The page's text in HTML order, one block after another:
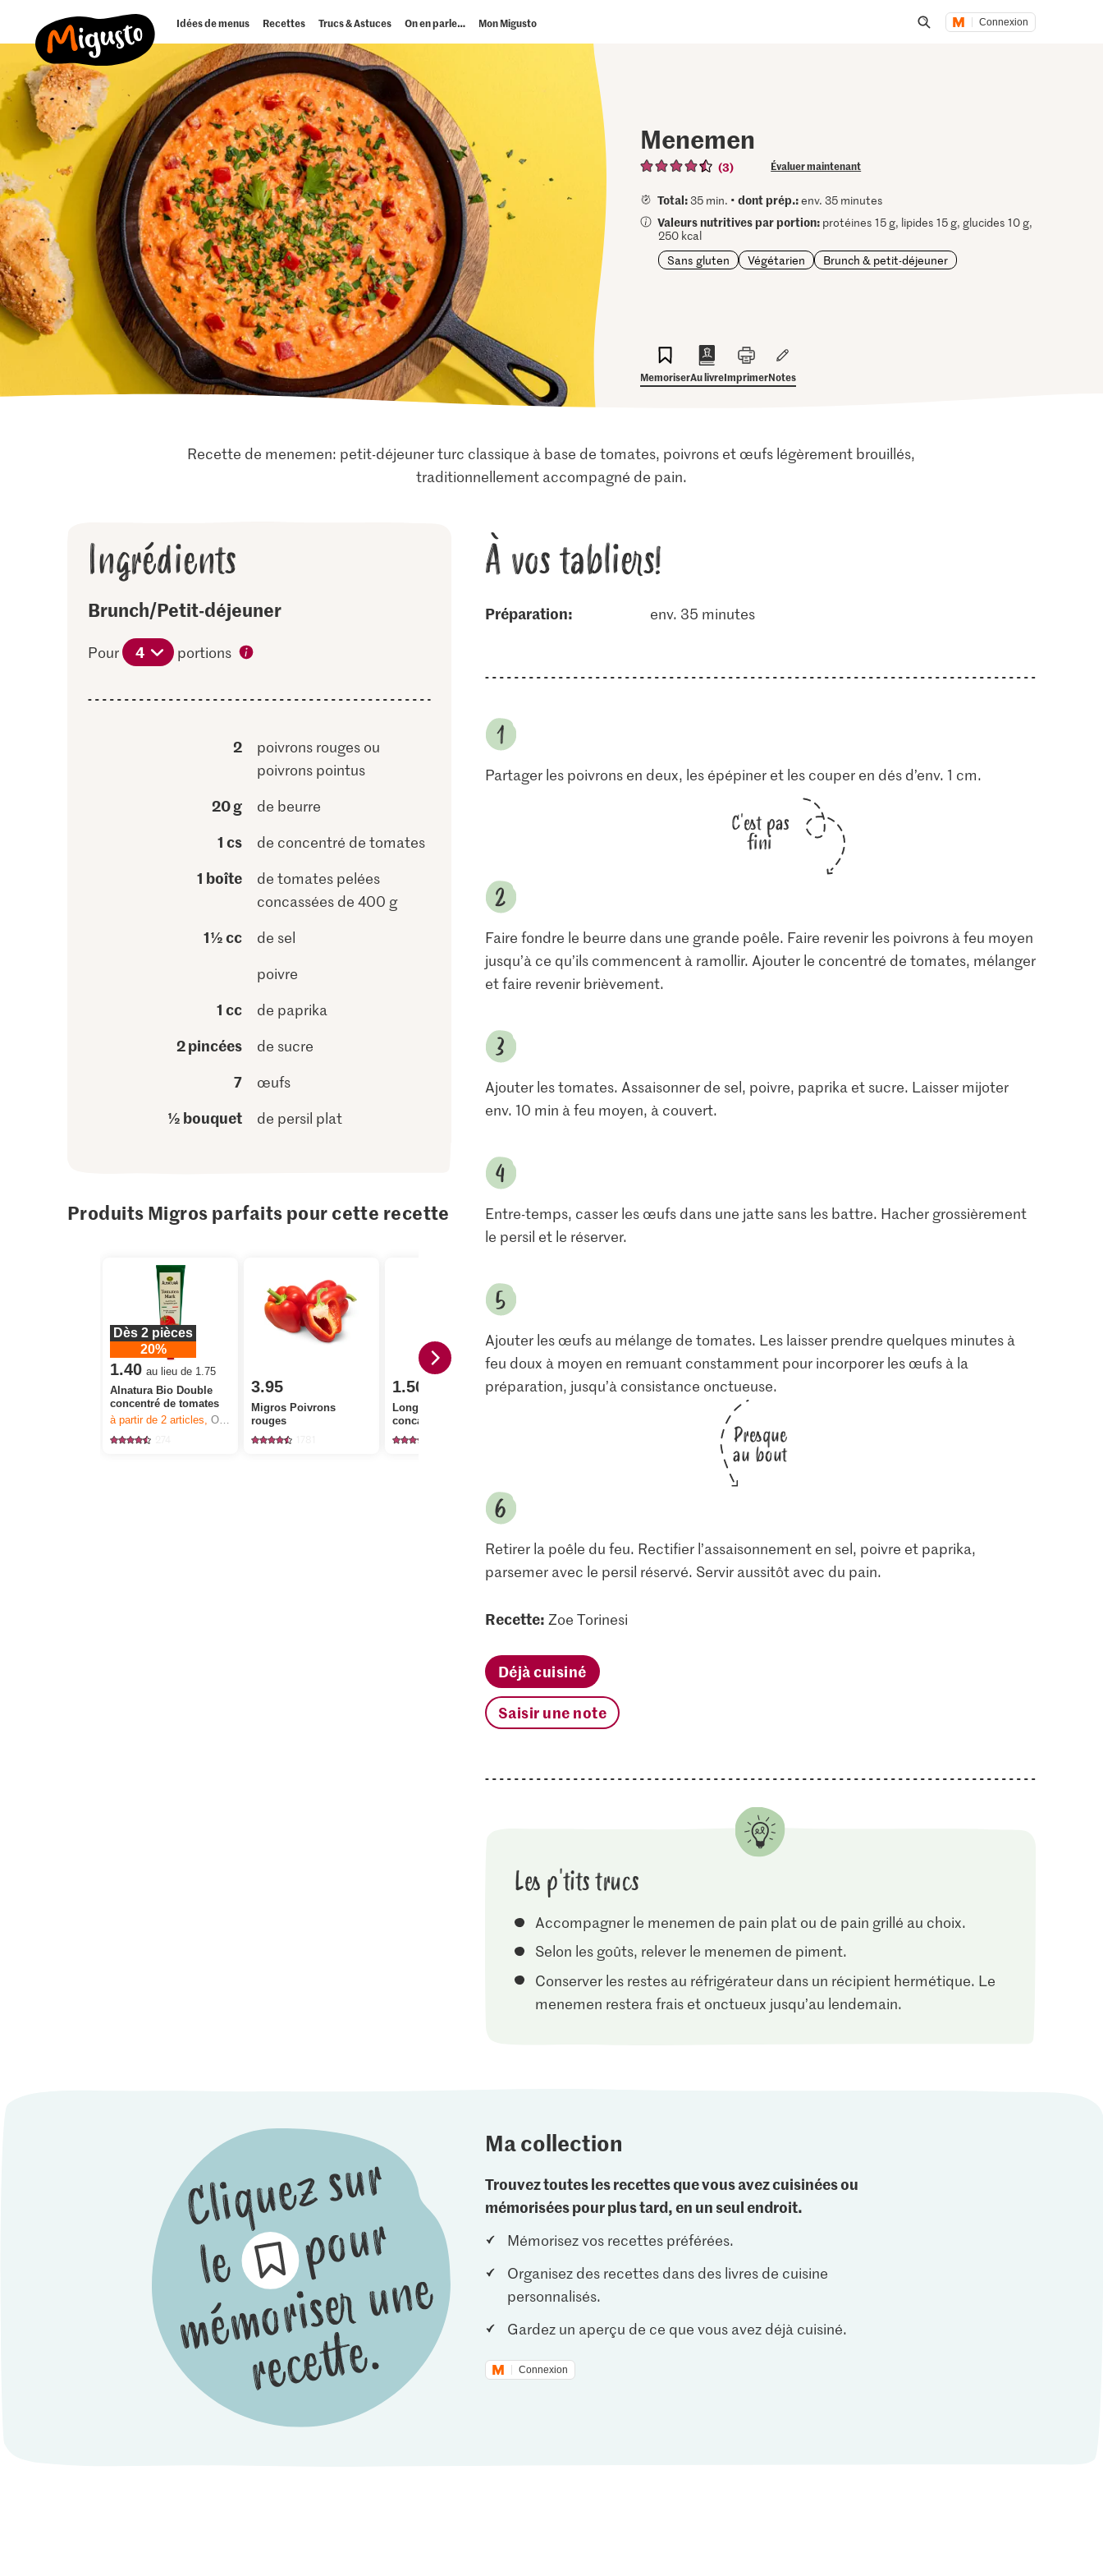
Idées de menus Recettes Trucs & Astuces On en parle… Mon Migusto Connexion
Menemen
(3) Évaluer maintenant
Total: 35 min. •dont prép.:env. 35 minutes
Valeurs nutritives par portion: protéines 15 g, lipides 15 g, glucides 10 g,
250 kcal
Sans gluten
Végétarien Brunch & petit-déjeuner
MemoriserAu livreImprimerNotes
Recette de menemen: petit-déjeuner turc classique à base de tomates, poivrons et œufs légèrement brouillés,
traditionnellement accompagné de pain.
Ingrédients
Brunch/Petit-déjeuner
Pour 4 portions
2
poivrons rouges ou
poivrons pointus
20 g de beurre
1 cs de concentré de tomates
1 boîte
de tomates pelées
concassées de 400 g
1½ cc
de sel
poivre
1 cc de paprika
2 pincées de sucre
7 œufs
½ bouquet de persil plat
Produits Migros parfaits pour cette recette
Dès 2 pièces
20%
1.40 au lieu de 1.75
Alnatura Bio Double
concentré de tomates
à partir de 2articles,Offre valable du 6.8 au 12.8.2026, jusqu’à épuisement du stock.
3.95
Migros Poivrons
rouges
1.50
Longobardi Tomates
concassées
IP-SUISSE De la région
1.80
M-Classic IP-SUISSE
Cristal Sucre fin
1146
À vos tabliers!
Préparation: env. 35 minutes
Partager les poivrons en deux, les épépiner et les couper en dés d’env. 1 cm.
C'est pas
fini
Faire fondre le beurre dans une grande poêle. Faire revenir les poivrons à feu moyen
jusqu’à ce qu’ils commencent à ramollir. Ajouter le concentré de tomates, mélanger
et faire revenir brièvement.
Ajouter les tomates. Assaisonner de sel, poivre, paprika et sucre. Laisser mijoter
env. 10 min à feu moyen, à couvert.
Entre-temps, casser les œufs dans une jatte sans les battre. Hacher grossièrement
le persil et le réserver.
Ajouter les œufs au mélange de tomates. Les laisser prendre quelques minutes à
feu doux à moyen en remuant constamment pour incorporer les œufs à la
préparation, jusqu’à consistance onctueuse.
Presque
au bout
Retirer la poêle du feu. Rectifier l’assaisonnement en sel, poivre et paprika,
parsemer avec le persil réservé. Servir aussitôt avec du pain.
Recette: Zoe Torinesi
Déjà cuisiné
Saisir une note
Les p'tits trucs
Accompagner le menemen de pain plat ou de pain grillé au choix.
Selon les goûts, relever le menemen de piment.
Conserver les restes au réfrigérateur dans un récipient hermétique. Le
menemen restera frais et onctueux jusqu’au lendemain.
Ma collection
Trouvez toutes les recettes que vous avez cuisinées ou
mémorisées pour plus tard, en un seul endroit.
Mémorisez vos recettes préférées.
Organisez des recettes dans des livres de cuisine
personnalisés.
Gardez un aperçu de ce que vous avez déjà cuisiné.
Connexion